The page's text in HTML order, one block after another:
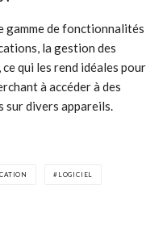
de fonctionnalités
la gestion des
qui les rend idéales pour
à accéder à des
sur divers appareils.
LOGICIEL